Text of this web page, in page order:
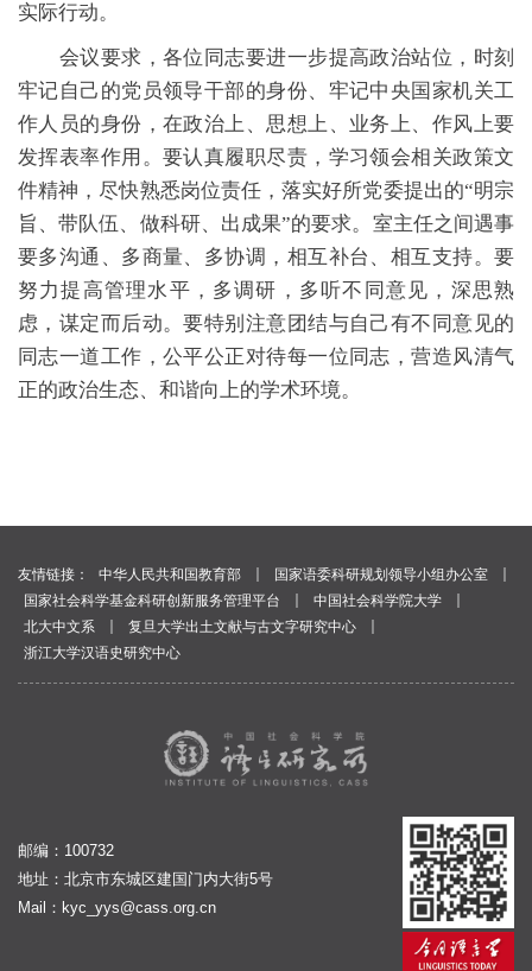
实际行动。
会议要求，各位同志要进一步提高政治站位，时刻
牢记自己的党员领导干部的身份、牢记中央国家机关工
作人员的身份，在政治上、思想上、业务上、作风上要
发挥表率作用。要认真履职尽责，学习领会相关政策文
件精神，尽快熟悉岗位责任，落实好所党委提出的“明宗
旨、带队伍、做科研、出成果”的要求。室主任之间遇事
要多沟通、多商量、多协调，相互补台、相互支持。要
努力提高管理水平，多调研，多听不同意见，深思熟
虑，谋定而后动。要特别注意团结与自己有不同意见的
同志一道工作，公平公正对待每一位同志，营造风清气
正的政治生态、和谐向上的学术环境。
友情链接： 中华人民共和国教育部 国家语委科研规划领导小组办公室
国家社会科学基金科研创新服务管理平台
中国社会科学院大学
北大中文系
复旦大学出土文献与古文字研究中心
浙江大学汉语史研究中心
邮编：100732
地址：北京市东城区建国门内大街5号
Mail： kyc_yys@cass.org.cn